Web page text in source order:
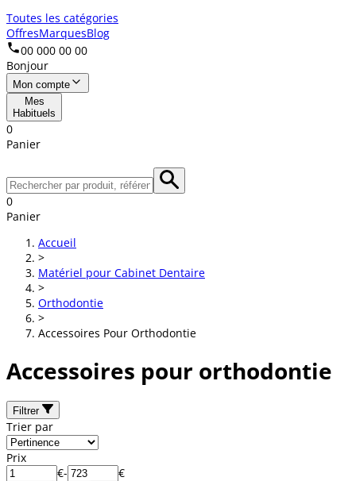
Toutes les catégories
OffresMarquesBlog
00 000 00 00
Bonjour
Mon compte
Mes
Habituels
0
Panier
0
Panier
Accueil
>
Matériel pour Cabinet Dentaire
>
Orthodontie
>
Accessoires Pour Orthodontie
Accessoires pour orthodontie
Filtrer
Trier par
Prix
€- €